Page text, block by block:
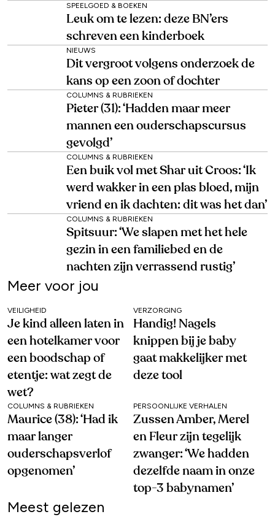
SPEELGOED & BOEKEN
Leuk om te lezen: deze BN’ers
schreven een kinderboek
NIEUWS
Dit vergroot volgens onderzoek de
kans op een zoon of dochter
COLUMNS & RUBRIEKEN
Pieter (31): ‘Hadden maar meer
mannen een ouderschapscursus
gevolgd’
COLUMNS & RUBRIEKEN
Een buik vol met Shar uit Croos: ‘Ik
werd wakker in een plas bloed, mijn
vriend en ik dachten: dit was het dan’
COLUMNS & RUBRIEKEN
Spitsuur: ‘We slapen met het hele
gezin in een familiebed en de
nachten zijn verrassend rustig’
Meer voor jou
VEILIGHEID
Je kind alleen laten in
een hotelkamer voor
een boodschap of
etentje: wat zegt de
wet?
VERZORGING
Handig! Nagels
knippen bij je baby
gaat makkelijker met
deze tool
COLUMNS & RUBRIEKEN
Maurice (38): ‘Had ik
maar langer
ouderschapsverlof
opgenomen’
PERSOONLIJKE VERHALEN
Zussen Amber, Merel
en Fleur zijn tegelijk
zwanger: ‘We hadden
dezelfde naam in onze
top-3 babynamen’
Meest gelezen